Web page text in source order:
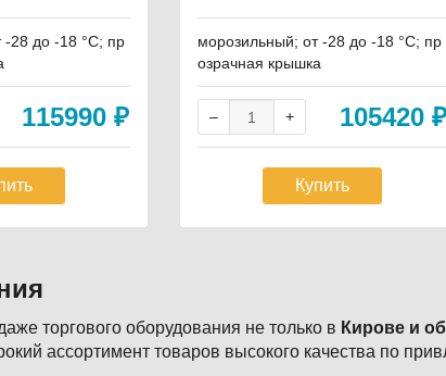
-28 до -18 °С; пр
115990₽
морозильный; от -28 до -18 °С; пр
озрачная крышка
105420 ₽
Купить
торгового оборудования не только в Кирове и
ассортимент товаров высокого качества по